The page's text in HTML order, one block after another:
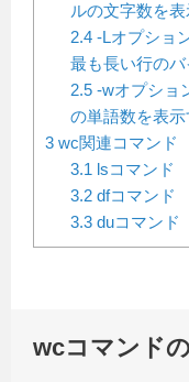
ルの文字数を表
2.4-Lオプショ
最も長い行の
2.5-wオプショ
の単語数を表示
3 wc関連コマンド
3.1 lsコマンド
3.2dfコマンド
3.3duコマンド
wcコマンド